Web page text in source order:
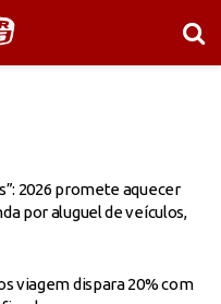
2026 promete aquecer
por aluguel de veículos,
viagem dispara 20% com